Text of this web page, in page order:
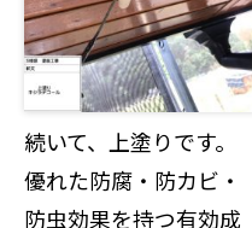
続いて、上塗りです。
優れた防腐・防カビ・
防虫効果を持つ有効成